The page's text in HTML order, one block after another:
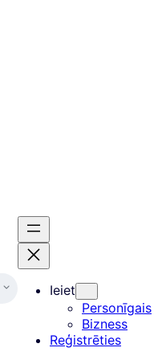
Ieiet
Personīgais
Bizness
Reģistrēties